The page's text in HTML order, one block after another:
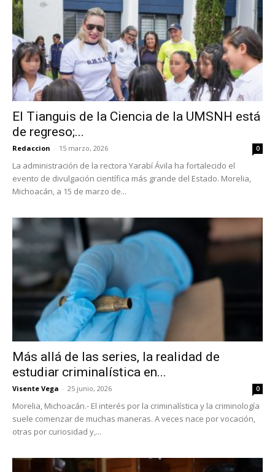
El Tianguis de la Ciencia de la UMSNH está
de regreso;...
Redaccion - 15 marzo, 2026 0
La administración de la rectora Yarabí Ávila ha fortalecido el
evento de divulgación científica más grande del Estado. Morelia,
Michoacán, a 15 de marzo de...
Más allá de las series, la realidad de
estudiar criminalística en...
Visente Vega - 25 junio, 2026 0
Morelia, Michoacán.- El interés por la criminalística y la criminología
suele comenzar de muchas maneras. A veces nace por vocación,
otras por curiosidad y,...